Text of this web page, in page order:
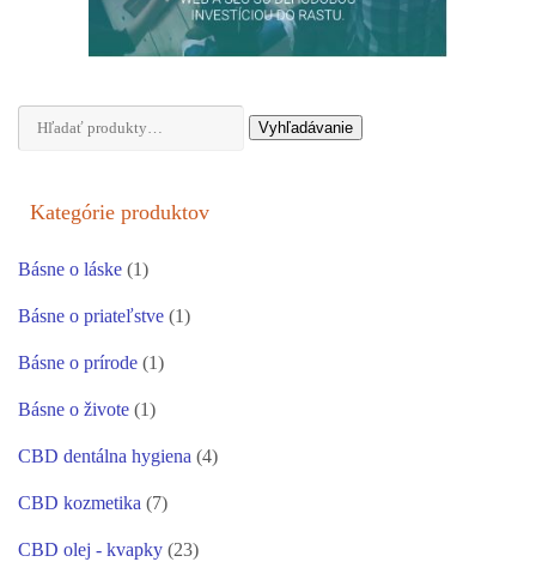
Hľadať: Vyhľadávanie
Kategórie produktov
Básne o láske (1)
Básne o priateľstve (1)
Básne o prírode (1)
Básne o živote (1)
CBD dentálna hygiena (4)
CBD kozmetika (7)
CBD olej - kvapky (23)